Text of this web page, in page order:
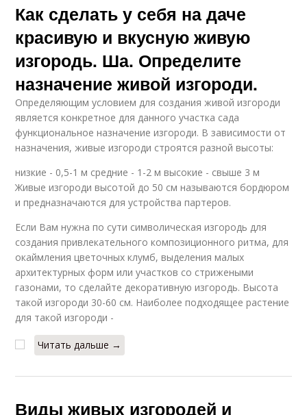
Как сделать у себя на даче
красивую и вкусную живую
изгородь. Ша. Определите
назначение живой изгороди.
Определяющим условием для создания живой изгороди
является конкретное для данного участка сада
функциональное назначение изгороди. В зависимости от
назначения, живые изгороди строятся разной высоты:
низкие - 0,5-1 м средние - 1-2 м высокие - свыше 3 м
Живые изгороди высотой до 50 см называются бордюром
и предназначаются для устройства партеров.
Если Вам нужна по сути символическая изгородь для
создания привлекательного композиционного ритма, для
окаймления цветочных клумб, выделения малых
архитектурных форм или участков со стрижеными
газонами, то сделайте декоративную изгородь. Высота
такой изгороди 30-60 см. Наиболее подходящее растение
для такой изгороди -
Читать дальше →
Виды живых изгородей и